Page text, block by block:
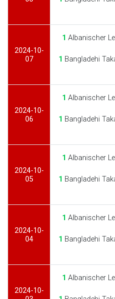
2024-10-
07
1 Albanischer
1 Bangladehi
2024-10-
06
1 Albanischer
1 Bangladehi
2024-10-
05
1 Albanischer
1 Bangladehi
2024-10-
04
1 Albanischer
1 Bangladehi
2024-10-
1 Albanischer